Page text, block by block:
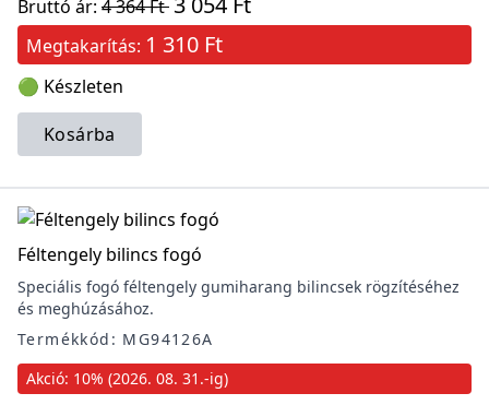
Bruttó ár: 4 364 Ft
Megtakarítás: 1 310 Ft
🟢 Készleten
Kosárba
Féltengely bilincs fogó
Speciális fogó féltengely gumiharang bilincsek rögzítéséhez
és meghúzásához.
Termékkód: MG94126A
Akció: 10% (2026. 08. 31.-ig)